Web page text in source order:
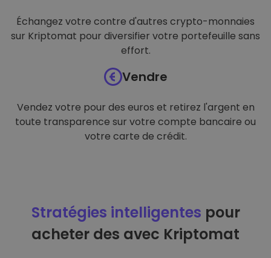
Échangez votre contre d'autres crypto-monnaies
sur Kriptomat pour diversifier votre portefeuille sans
effort.
Vendre
Vendez votre pour des euros et retirez l'argent en
toute transparence sur votre compte bancaire ou
votre carte de crédit.
Stratégies intelligentes pour
acheter des avec Kriptomat